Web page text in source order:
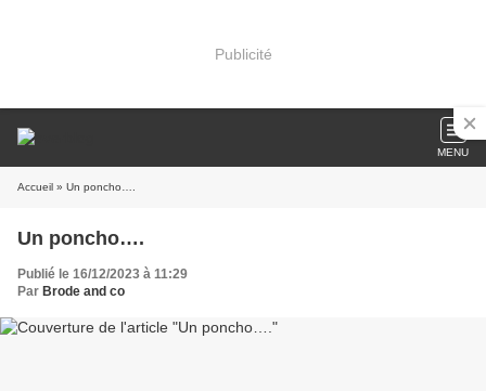
Publicité
MENU
Accueil » Un poncho….
Un poncho….
Publié le 16/12/2023 à 11:29
Par Brode and co